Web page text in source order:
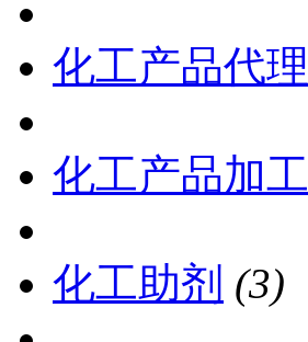
化工产品代理
化工产品加工
化工助剂 (3)